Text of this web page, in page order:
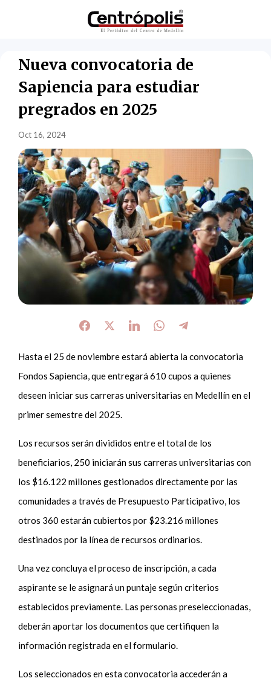
Nueva convocatoria de
Sapiencia para estudiar
pregrados en 2025
Oct 16, 2024
Hasta el 25 de noviembre estará abierta la convocatoria
Fondos Sapiencia, que entregará 610 cupos a quienes
deseen iniciar sus carreras universitarias en Medellín en el
primer semestre del 2025.
Los recursos serán divididos entre el total de los
beneficiarios, 250 iniciarán sus carreras universitarias con
los $16.122 millones gestionados directamente por las
comunidades a través de Presupuesto Participativo, los
otros 360 estarán cubiertos por $23.216 millones
destinados por la línea de recursos ordinarios.
Una vez concluya el proceso de inscripción, a cada
aspirante se le asignará un puntaje según criterios
establecidos previamente. Las personas preseleccionadas,
deberán aportar los documentos que certifiquen la
información registrada en el formulario.
Los seleccionados en esta convocatoria accederán a